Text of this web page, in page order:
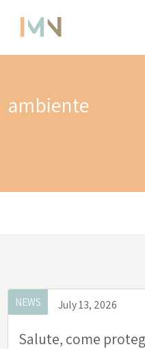
ambiente
NEWS July 13, 2026
Salute, come